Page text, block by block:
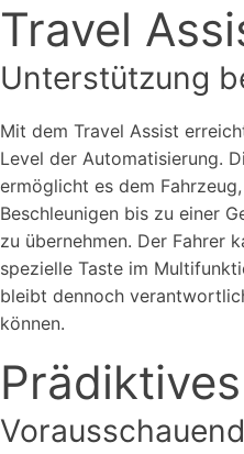
Travel
Unterstützung
Mit dem Travel Assist
Level der Automatisierung.
ermöglicht es dem
Beschleunigen bis zu einer
zu übernehmen. Der Fahrer
spezielle Taste im
bleibt dennoch
können.